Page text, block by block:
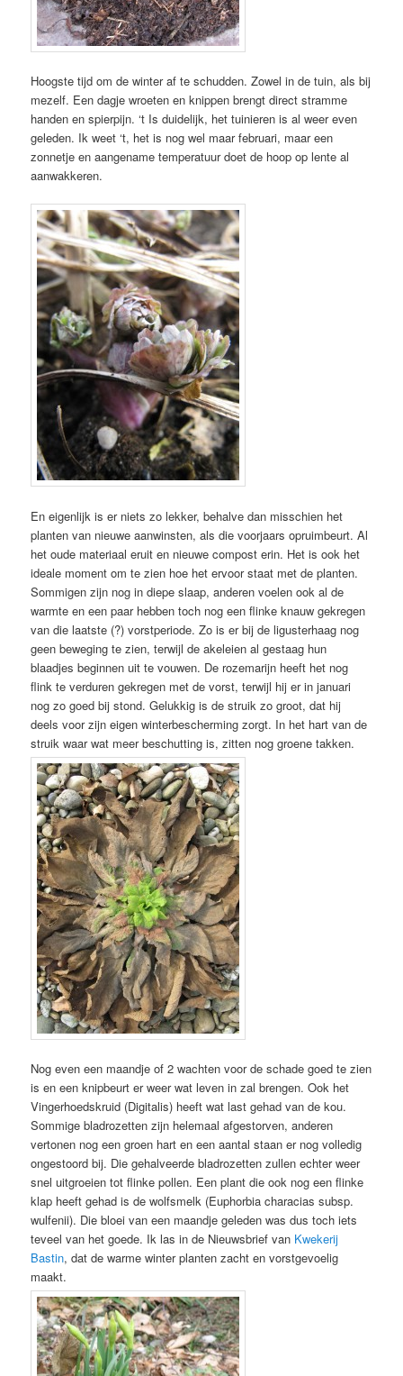
Hoogste tijd om de winter af te schudden. Zowel in de tuin, als bij
mezelf. Een dagje wroeten en knippen brengt direct stramme
handen en spierpijn. ‘t Is duidelijk, het tuinieren is al weer even
geleden. Ik weet ‘t, het is nog wel maar februari, maar een
zonnetje en aangename temperatuur doet de hoop op lente al
aanwakkeren.
En eigenlijk is er niets zo lekker, behalve dan misschien het
planten van nieuwe aanwinsten, als die voorjaars opruimbeurt. Al
het oude materiaal eruit en nieuwe compost erin. Het is ook het
ideale moment om te zien hoe het ervoor staat met de planten.
Sommigen zijn nog in diepe slaap, anderen voelen ook al de
warmte en een paar hebben toch nog een flinke knauw gekregen
van die laatste (?) vorstperiode. Zo is er bij de ligusterhaag nog
geen beweging te zien, terwijl de akeleien al gestaag hun
blaadjes beginnen uit te vouwen. De rozemarijn heeft het nog
flink te verduren gekregen met de vorst, terwijl hij er in januari
nog zo goed bij stond. Gelukkig is de struik zo groot, dat hij
deels voor zijn eigen winterbescherming zorgt. In het hart van de
struik waar wat meer beschutting is, zitten nog groene takken.
Nog even een maandje of 2 wachten voor de schade goed te zien
is en een knipbeurt er weer wat leven in zal brengen. Ook het
Vingerhoedskruid (Digitalis) heeft wat last gehad van de kou.
Sommige bladrozetten zijn helemaal afgestorven, anderen
vertonen nog een groen hart en een aantal staan er nog volledig
ongestoord bij. Die gehalveerde bladrozetten zullen echter weer
snel uitgroeien tot flinke pollen. Een plant die ook nog een flinke
klap heeft gehad is de wolfsmelk (Euphorbia characias subsp.
wulfenii). Die bloei van een maandje geleden was dus toch iets
teveel van het goede. Ik las in de Nieuwsbrief van Kwekerij
Bastin, dat de warme winter planten zacht en vorstgevoelig
maakt.